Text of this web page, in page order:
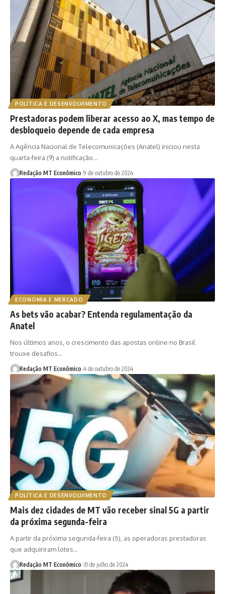
POLÍTICA E DESENVOLVIMENTO
Prestadoras podem liberar acesso ao X, mas tempo de
desbloqueio depende de cada empresa
A Agência Nacional de Telecomunicações (Anatel) iniciou nesta
quarta-feira (9) a notificação…
Redação MT Econômico 9 de outubro de 2024
ECONOMIA E MERCADO
As bets vão acabar? Entenda regulamentação da
Anatel
Nos últimos anos, o crescimento das apostas online no Brasil
trouxe desafios…
Redação MT Econômico 4 de outubro de 2024
POLÍTICA E DESENVOLVIMENTO
Mais dez cidades de MT vão receber sinal 5G a partir
da próxima segunda-feira
A partir da próxima segunda-feira (5), as operadoras prestadoras
que adquiriram lotes…
Redação MT Econômico 31 de julho de 2024